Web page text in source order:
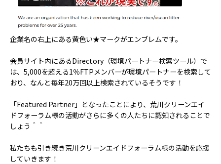
企業名の右上にある黄色い★マークがエンブレムです。
会員サイト内にあるDirectory（環境パートナー検索ツール）で
は、5,000を超える1％FTPメンバーが環境パートナーを検索して
おり、なんと毎年20万回以上検索されているそうです！
「Featured Partner」となったことにより、荒川クリーンエイ
ドフォーラム様の活動がさらに多くの人たちに認知されることで
しょう＾＾
私たちも引き続き荒川クリーンエイドフォーラム様の活動を応援
していきます！